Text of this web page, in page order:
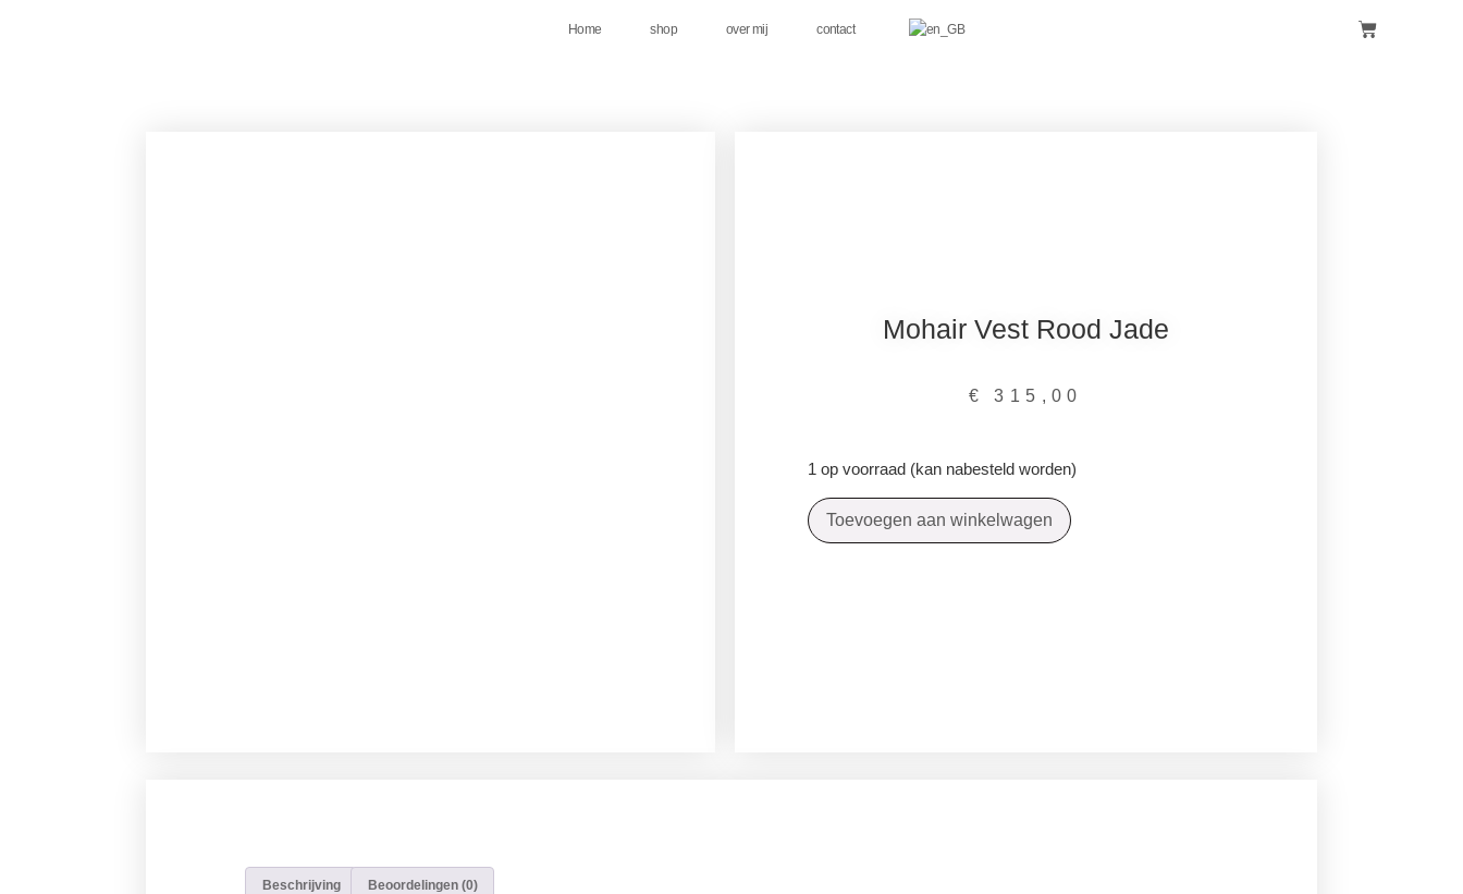
Home shop over mij contact
Mohair Vest Rood Jade
€ 315,00
1 op voorraad (kan nabesteld worden)
Toevoegen aan winkelwagen
Beschrijving Beoordelingen (0)